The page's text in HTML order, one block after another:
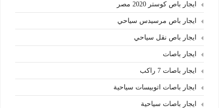
ايجار باص كوستر 2020 مصر
ايجار باص مرسيدس سياحي
ايجار باص نقل سياحي
ايجار باصات
ايجار باصات 7 راكب
ايجار باصات اتوبيسات سياحية
ايجار باصات سياحية